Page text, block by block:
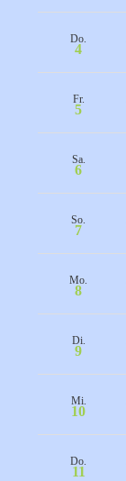
Do.
4
Fr.
5
Sa.
6
So.
7
Mo.
8
Di.
9
Mi.
10
Do.
11